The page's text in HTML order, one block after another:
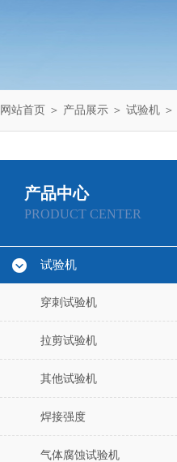
网站首页 ＞ 产品展示 ＞ 试验机 ＞
产品中心
PRODUCT CENTER
试验机
穿刺试验机
拉剪试验机
其他试验机
焊接强度
气体腐蚀试验机